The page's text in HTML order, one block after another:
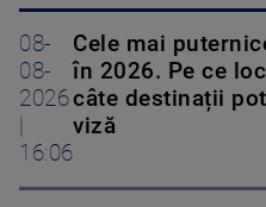
08-
08-
2026
16:06
Cele mai
în 2026. Pe ce
câte destinații
viză